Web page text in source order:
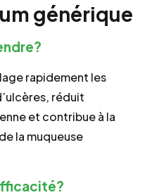
générique
rapidement les
réduit
et contribue à la
la muqueuse